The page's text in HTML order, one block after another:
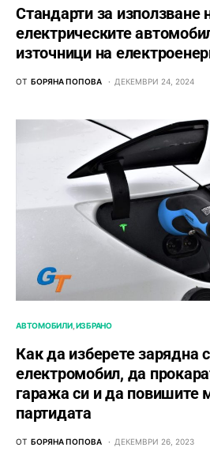
Стандарти за използване
електрическите
източници на
ОТ БОРЯНА ПОПОВА ДЕКЕМВРИ 24, 2024
АВТОМОБИЛИ ИЗБРАНО
Как да изберете зарядна
електромобил, да
гаража си и да повишите
партидата
ОТ БОРЯНА ПОПОВА ДЕКЕМВРИ 26, 2023